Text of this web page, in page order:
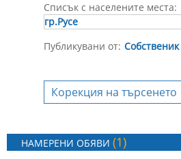
Списък с населените места:
гр.Русе
Публикувани от: Собственик
Корекция на търсенето
НАМЕРЕНИ ОБЯВИ(1)